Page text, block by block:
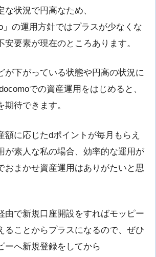
な状況で円高なため、
」の運用方針ではプラスが少なくな
安要素が現在のところあります。
が下がっている状態や円高の状況に
での資産運用をはじめると、
待できます。
額に応じたdポイントが毎月もらえ
が素人な私の場合、効率的な運用が
おまかせ資産運用はありがたいと思
由で新規口座開設をすればモッピー
ることからプラスになるので、ぜひ
ーへ新規登録をしてから